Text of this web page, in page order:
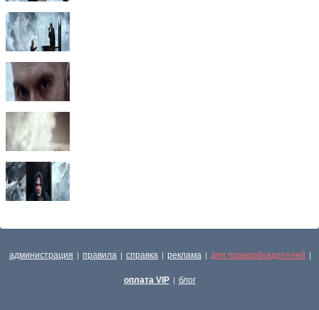
администрация | правила | справка | реклама | для правообладателей |
оплата VIP | блог